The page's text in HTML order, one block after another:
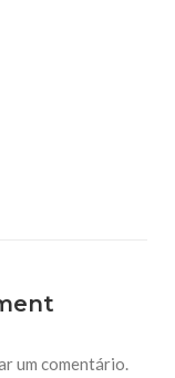
um comentário.